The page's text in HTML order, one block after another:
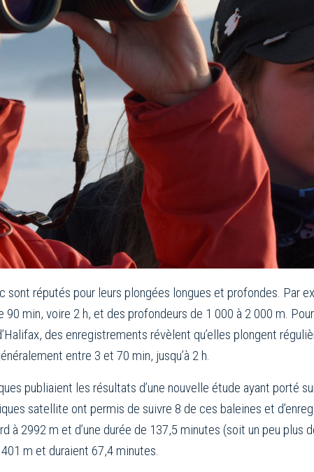
sont réputés pour leurs plongées longues et profondes. Par
90 min, voire 2 h, et des profondeurs de 1 000 à 2 000 m.
des enregistrements révèlent qu’elles plongent
entre 3 et 70 min, jusqu’à 2 h.
publiaient les résultats d’une nouvelle étude ayant porté
satellite ont permis de suivre 8 de ces baleines et
à 2992 m et d’une durée de 137,5 minutes (soit un peu
m et duraient 67,4 minutes.